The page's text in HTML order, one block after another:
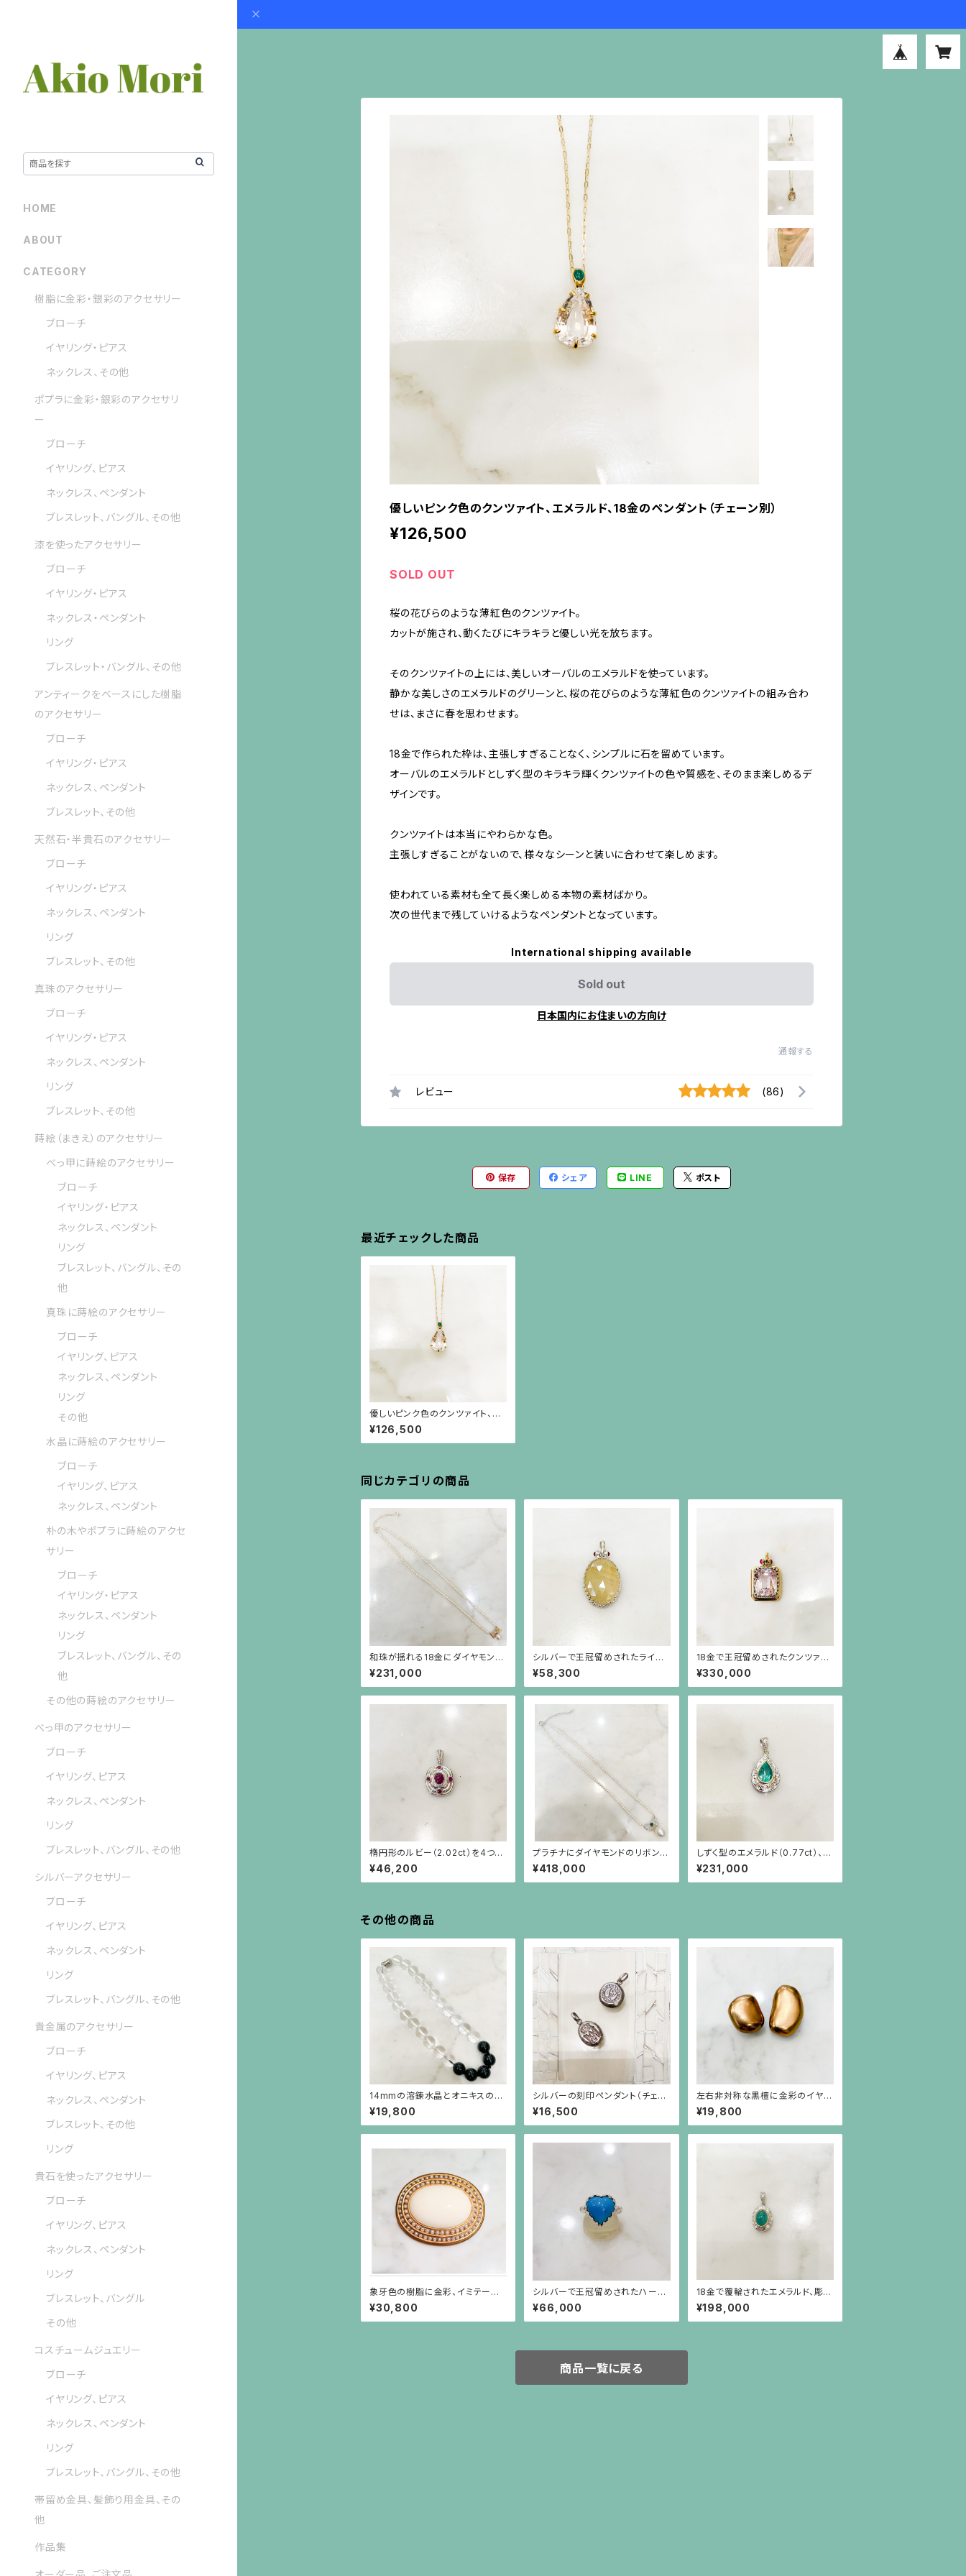
優しいピンク色のクンツァイト、エメラルド、18金のペンダント（チェーン別）
¥126,500
SOLD OUT
桜の花びらのような薄紅色のクンツァイト。
カットが施され、動くたびにキラキラと優しい光を放ちます。
そのクンツァイトの上には、美しいオーバルのエメラルドを使っています。
静かな美しさのエメラルドのグリーンと、桜の花びらのような薄紅色のクンツァイトの組み合わ
せは、まさに春を思わせます。
18金で作られた枠は、主張しすぎることなく、シンプルに石を留めています。
オーバルのエメラルドとしずく型のキラキラ輝くクンツァイトの色や質感を、そのまま楽しめるデ
ザインです。
クンツァイトは本当にやわらかな色。
主張しすぎることがないので、様々なシーンと装いに合わせて楽しめます。
使われている素材も全て長く楽しめる本物の素材ばかり。
次の世代まで残していけるようなペンダントとなっています。
International shipping available
Sold out
日本国内にお住まいの方向け
通報する
レビュー (86)
保存 シェア LINE ポスト
最近チェックした商品
優しいピンク色のクンツァイト、エ
メラルド、18金のペンダント（チェー
ン別）
¥126,500
同じカテゴリの商品
和珠が揺れる18金にダイヤモンド
のリボンを小さなパールで繋いだ
ネックレス
¥231,000
シルバーで王冠留めされたライト
イエローのサファイア（15.58ct）
にルビーのペンダント(チェーン
別）
¥58,300
18金で王冠留めされたクンツァイ
ト（18ct）とルビーのペンダント（チ
ェーン別）
¥330,000
楕円形のルビー（2.02ct）を4つの
小さなルビーが取り巻くシルバー
ペンダント（チェーン別）
¥46,200
プラチナにダイヤモンドのリボン、
カボーションのエメラルドに南洋
真珠が揺れる、小さなパールのネ
ックレス
¥418,000
しずく型のエメラルド（0.77ct）、プ
ラチナ、18金、小さなダイヤモンド
のペンダント(チェーン別）
¥231,000
その他の商品
14mmの溶錬水晶とオニキスのネ
ックレス
¥19,800
シルバーの刻印ペンダント（チェー
ン別）
¥16,500
左右非対称な黒檀に金彩のイヤリ
ング
¥19,800
象牙色の樹脂に金彩、イミテーショ
ンパールがグルリと巻いているブ
ローチ
¥30,800
シルバーで王冠留めされたハート
シェイプのターコイズ（11.61ct）の
リング
¥66,000
18金で覆輪されたエメラルド、彫り
の施されたプラチナに小さなダイ
ヤモンドのペンダント（チェーン別）
¥198,000
商品一覧に戻る
HOME
ABOUT
CATEGORY
樹脂に金彩・銀彩のアクセサリー
ブローチ
イヤリング・ピアス
ネックレス、その他
ポプラに金彩・銀彩のアクセサリ
ー
ブローチ
イヤリング、ピアス
ネックレス、ペンダント
ブレスレット、バングル、その他
漆を使ったアクセサリー
ブローチ
イヤリング・ピアス
ネックレス・ペンダント
リング
ブレスレット・バングル、その他
アンティークをベースにした樹脂
のアクセサリー
ブローチ
イヤリング・ピアス
ネックレス、ペンダント
ブレスレット、その他
天然石・半貴石のアクセサリー
ブローチ
イヤリング・ピアス
ネックレス、ペンダント
リング
ブレスレット、その他
真珠のアクセサリー
ブローチ
イヤリング・ピアス
ネックレス、ペンダント
リング
ブレスレット、その他
蒔絵（まきえ）のアクセサリー
べっ甲に蒔絵のアクセサリー
ブローチ
イヤリング・ピアス
ネックレス、ペンダント
リング
ブレスレット、バングル、その
他
真珠に蒔絵のアクセサリー
ブローチ
イヤリング、ピアス
ネックレス、ペンダント
リング
その他
水晶に蒔絵のアクセサリー
ブローチ
イヤリング、ピアス
ネックレス、ペンダント
朴の木やポプラに蒔絵のアクセ
サリー
ブローチ
イヤリング・ピアス
ネックレス、ペンダント
リング
ブレスレット、バングル、その
他
その他の蒔絵のアクセサリー
べっ甲のアクセサリー
ブローチ
イヤリング、ピアス
ネックレス、ペンダント
リング
ブレスレット、バングル、その他
シルバーアクセサリー
ブローチ
イヤリング、ピアス
ネックレス、ペンダント
リング
ブレスレット、バングル、その他
貴金属のアクセサリー
ブローチ
イヤリング、ピアス
ネックレス、ペンダント
ブレスレット、その他
リング
貴石を使ったアクセサリー
ブローチ
イヤリング、ピアス
ネックレス、ペンダント
リング
ブレスレット、バングル
その他
コスチュームジュエリー
ブローチ
イヤリング、ピアス
ネックレス、ペンダント
リング
ブレスレット、バングル、その他
帯留め金具、髪飾り用金具、その
他
作品集